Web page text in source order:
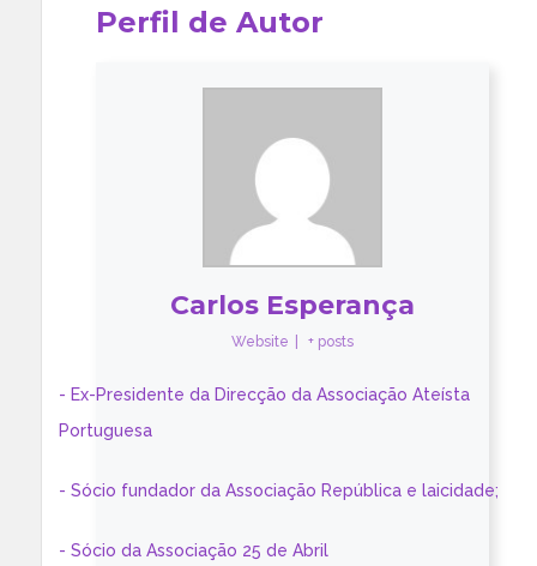
Perfil de Autor
Carlos Esperança
Website + posts
- Ex-Presidente da Direcção da Associação Ateísta
Portuguesa
- Sócio fundador da Associação República e laicidade;
- Sócio da Associação 25 de Abril